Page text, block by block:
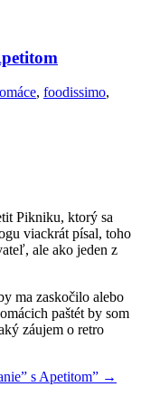
, foodissimo,
Pikniku, ktorý sa
viackrát písal, toho
ale ako jeden z
ma zaskočilo alebo
paštét by som
záujem o retro
s Apetitom” →